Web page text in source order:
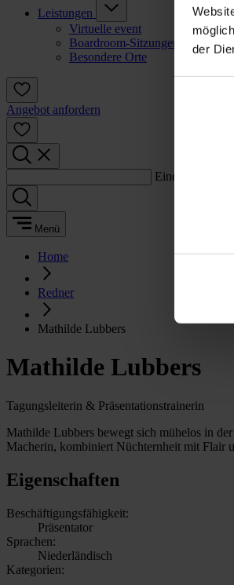
der
Leistungen
Virtuelle event
Boardroom-Sitzungen
Besondere Orte
Angebot anfordern
Einen
Menü
Home
Redner
Mathilde Lubbers
Mathilde Lubbers
Tagungsleiterin & Präsentationstrainerin
Mathilde Lubbers bewegt sich mühelos in
Macherin, kombiniert Nüchternheit mit Flair
Eigenschaften
Beschäftigungsfähigkeit:
Präsentator
Sprachen:
Niederländisch
Kategorien: